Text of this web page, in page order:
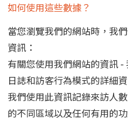
如何使用這些數據？
當您瀏覽我們的網站時，我
資訊：
有關您使用我們網站的資訊
日誌和訪客行為模式的詳細資
我們使用此資訊記錄來訪人
的不同區域以及任何有用的